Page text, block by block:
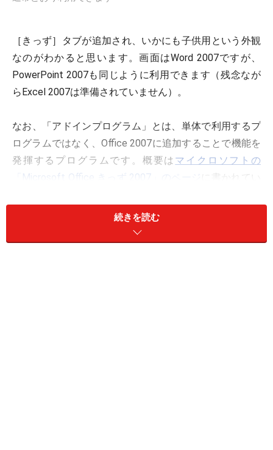
［きっず］タブが追加され、いかにも子供用という外観
なのがわかると思います。画面はWord 2007ですが、
PowerPoint 2007も同じように利用できます（残念なが
らExcel 2007は準備されていません）。
なお、「アドインプログラム」とは、単体で利用するプ
ログラムではなく、Office 2007に追加することで機能を
発揮するプログラムです。概要は マイクロソフトの
「Microsoft Office きっず 2007」のページ
に書かれてい
また、ダウンロードとインストールは
ターから行えます。［ダウンロード］ボタンをクリック
続きを読む